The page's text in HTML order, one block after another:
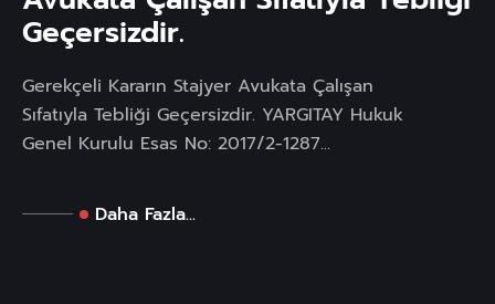
Geçersizdir.
Gerekçeli Kararın Stajyer Avukata Çalışan
Sıfatıyla Tebliği Geçersizdir. YARGITAY Hukuk
Genel Kurulu Esas No: 2017/2-1287...
Daha Fazla...